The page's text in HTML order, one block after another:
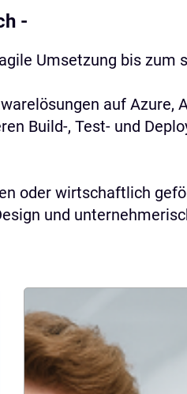
-
Umsetzung bis zum
auf Azure,
Build-, Test- und
oder wirtschaftlich
und